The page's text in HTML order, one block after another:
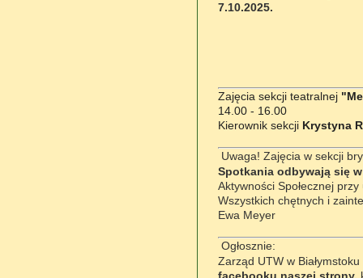
7.10.2025.
Zajęcia sekcji teatralnej
14.00 - 16.00
Kierownik sekcji Krystyna
Uwaga! Zajęcia w sekcji
Spotkania odbywają się
Aktywności Społecznej
Wszystkich chętnych i
Ewa Meyer
Ogłosznie:
Zarząd UTW w